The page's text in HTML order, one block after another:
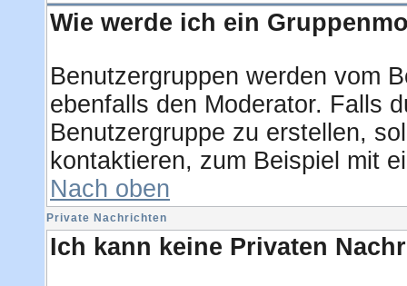
Wie werde ich ein
Benutzergruppen werden vom
ebenfalls den Moderator. Falls
Benutzergruppe zu erstellen,
kontaktieren, zum Beispiel mit
Nach oben
Private Nachrichten
Ich kann keine Privaten